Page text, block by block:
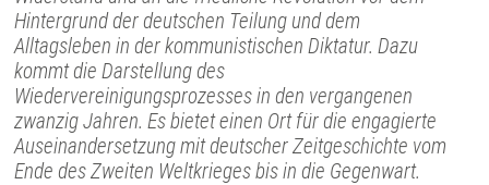
Hintergrund der deutschen Teilung und dem
Alltagsleben in der kommunistischen Diktatur. Dazu
kommt die Darstellung des
Wiedervereinigungsprozesses in den vergangenen
zwanzig Jahren. Es bietet einen Ort für die engagierte
Auseinandersetzung mit deutscher Zeitgeschichte vom
Ende des Zweiten Weltkrieges bis in die Gegenwart.